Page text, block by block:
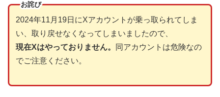
お詫び
2024年11月19日にXアカウントが乗っ取られてしま
い、取り戻せなくなってしまいましたので、
現在Xはやっておりません。
同アカウントは危険なの
でご注意ください。